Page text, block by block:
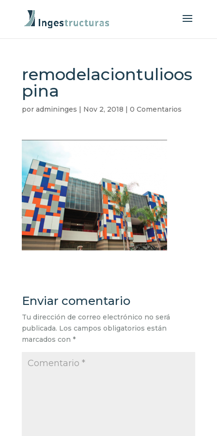
remodelaciontulioos
pina
por admininges | Nov 2, 2018 | 0 Comentarios
Enviar comentario
Tu dirección de correo electrónico no será
publicada. Los campos obligatorios están
marcados con *